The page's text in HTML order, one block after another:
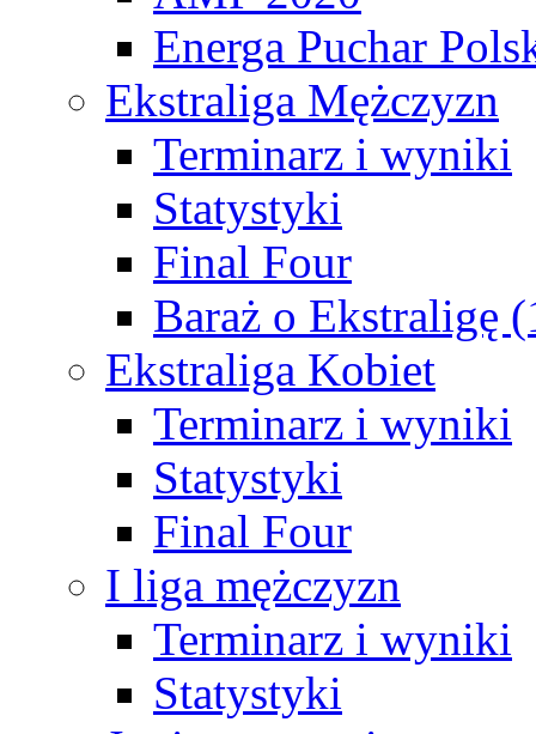
Energa Puchar
Ekstraliga Mężczyzn
Terminarz i wyniki
Statystyki
Final Four
Baraż o Ekstraligę
Ekstraliga Kobiet
Terminarz i wyniki
Statystyki
Final Four
I liga mężczyzn
Terminarz i wyniki
Statystyki